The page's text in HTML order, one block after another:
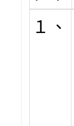
１、